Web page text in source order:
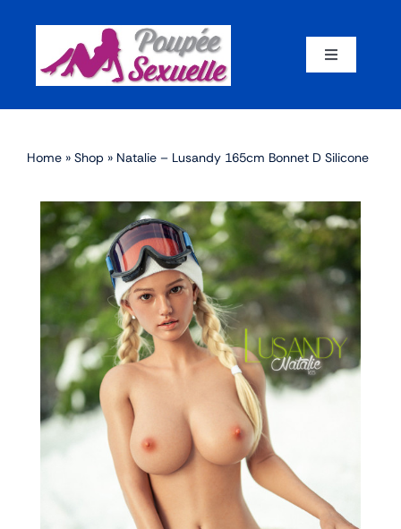
content
Toggle
Par corps
Par marque
Par matériaux
Par taille
Sex dolls en promotion
En stock
Home » Shop » Natalie – Lusandy 165cm Bonnet D Silicone